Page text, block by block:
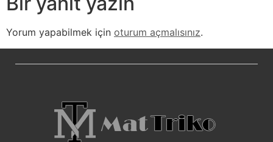
Yorum yapabilmek için oturum açmalısınız.